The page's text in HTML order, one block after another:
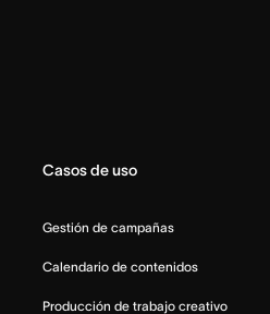
Casos de uso
Gestión de campañas
Calendario de contenidos
Producción de trabajo creativo